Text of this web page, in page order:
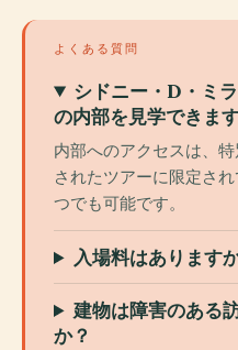
よくある質問
シドニー・D・ミ
の内部を見学できま
内部へのアクセスは、
されたツアーに限定さ
つでも可能です。
入場料はあります
建物は障害のある
か？